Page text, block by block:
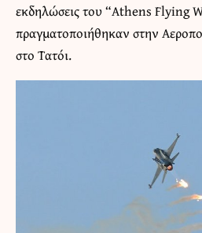
εκδηλώσεις του “Athens Flying
πραγματοποιήθηκαν στην
στο Τατόι.